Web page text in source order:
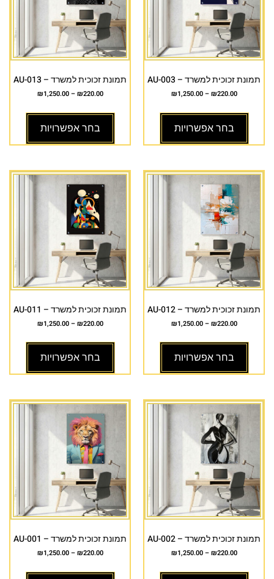
תמונת זכוכית למשרד – AU-003
₪220.00
–
₪1,250.00
בחר אפשרויות
תמונת זכוכית למשרד – AU-013
₪220.00
–
₪1,250.00
בחר אפשרויות
תמונת זכוכית למשרד – AU-012
₪220.00
–
₪1,250.00
בחר אפשרויות
תמונת זכוכית למשרד – AU-011
₪220.00
–
₪1,250.00
בחר אפשרויות
תמונת זכוכית למשרד – AU-002
₪220.00
–
₪1,250.00
תמונת זכוכית למשרד – AU-001
₪220.00
–
₪1,250.00